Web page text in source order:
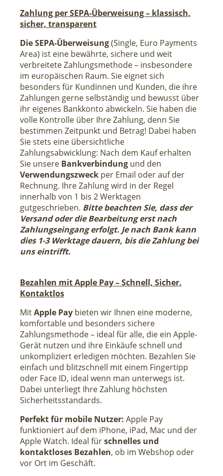
Zahlung per SEPA-Überweisung – klassisch,
sicher, transparent
Die SEPA-Überweisung(Single, Euro Payments
Area) ist eine bewährte, sichere und weit
verbreitete Zahlungsmethode – insbesondere
im europäischen Raum. Sie eignet sich
besonders für Kundinnen und Kunden, die ihre
Zahlungen gerne selbständig und bewusst über
ihr eigenes Bankkonto abwickeln. Sie haben die
volle Kontrolle über Ihre Zahlung, denn Sie
bestimmen Zeitpunkt und Betrag! Dabei haben
Sie stets eine übersichtliche
Zahlungsabwicklung: Nach dem Kauf erhalten
Sie unsere Bankverbindung und den
Verwendungszweck per Email oder auf der
Rechnung. Ihre Zahlung wird in der Regel
innerhalb von 1 bis 2 Werktagen
gutgeschrieben. Bitte beachten Sie, dass der
Versand oder die Bearbeitung erst nach
Zahlungseingang erfolgt. Je nach Bank kann
dies 1-3 Werktage dauern, bis die Zahlung bei
uns eintrifft.
Bezahlen mit Apple Pay – Schnell, Sicher,
Kontaktlos
MitApple Pay bieten wir Ihnen eine moderne,
komfortable und besonders sichere
Zahlungsmethode – ideal für alle, die ein Apple-
Gerät nutzen und ihre Einkäufe schnell und
unkompliziert erledigen möchten. Bezahlen Sie
einfach und blitzschnell mit einem Fingertipp
oder Face ID, ideal wenn man unterwegs ist.
Dabei unterliegt Ihre Zahlung höchsten
Sicherheitsstandards.
Perfekt für mobile Nutzer: Apple Pay
funktioniert auf dem iPhone, iPad, Mac und der
Apple Watch. Ideal fürschnelles und
kontaktloses Bezahlen, ob im Webshop oder
vor Ort im Geschäft.